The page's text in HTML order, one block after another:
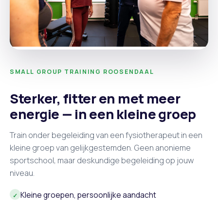
SMALL GROUP TRAINING ROOSENDAAL
Sterker, fitter en met meer
energie — in een kleine groep
Train onder begeleiding van een fysiotherapeut in een
kleine groep van gelijkgestemden. Geen anonieme
sportschool, maar deskundige begeleiding op jouw
niveau.
✓ Kleine groepen, persoonlijke aandacht